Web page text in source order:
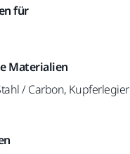
für
Materialien
/ Carbon,